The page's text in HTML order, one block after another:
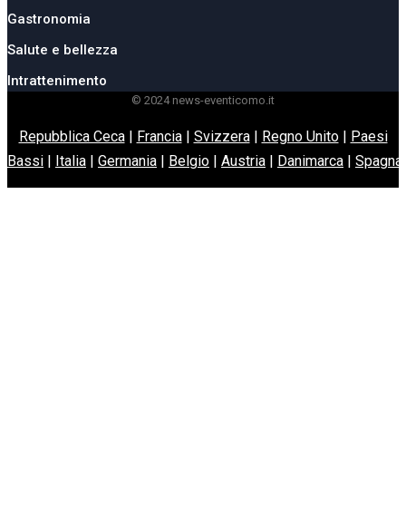
Gastronomia
Salute e bellezza
Intrattenimento
© 2024 news-eventicomo.it
Repubblica Ceca| Francia| Svizzera| Regno Unito|
Paesi
Bassi
Italia Germania Belgio Austria Danimarca Spagna